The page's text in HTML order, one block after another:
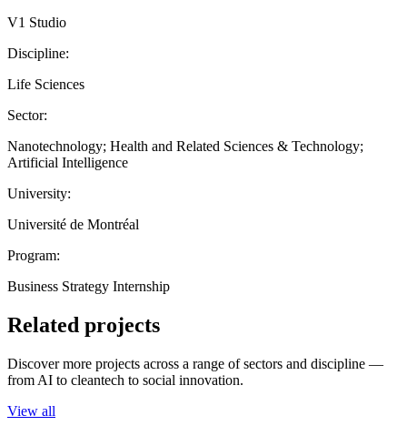
V1 Studio
Discipline:
Life Sciences
Sector:
Nanotechnology; Health and Related Sciences & Technology;
Artificial Intelligence
University:
Université de Montréal
Program:
Business Strategy Internship
Related projects
Discover more projects across a range of sectors and discipline —
from AI to cleantech to social innovation.
View all